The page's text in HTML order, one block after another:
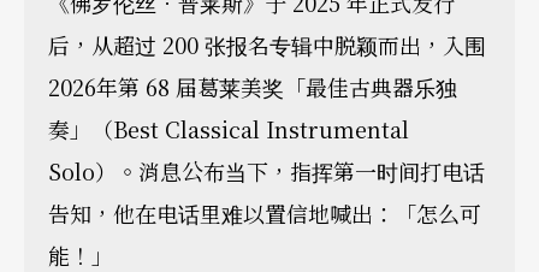
后，从超过 200 张报名专辑中脱颖而出，入围
2026年第 68 届葛莱美奖「最佳古典器乐独
奏」（Best Classical Instrumental
Solo）。消息公布当下，指挥第一时间打电话
告知，他在电话里难以置信地喊出：「怎么可
能！」